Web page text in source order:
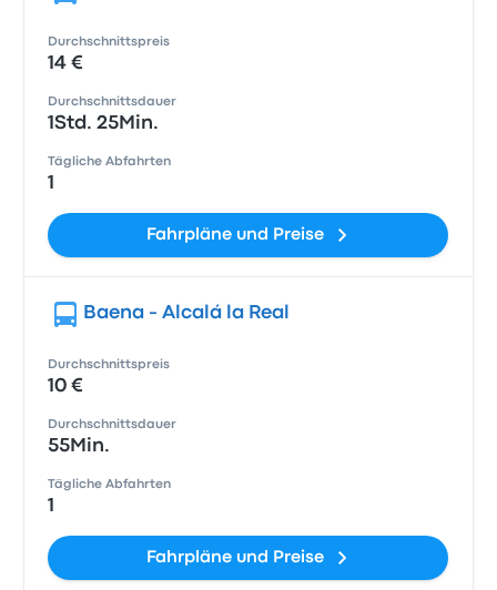
Durchschnittspreis
14 €
Durchschnittsdauer
1Std. 25Min.
Tägliche Abfahrten
1
Fahrpläne und Preise
Baena - Alcalá la Real
Durchschnittspreis
10 €
Durchschnittsdauer
55Min.
Tägliche Abfahrten
1
Fahrpläne und Preise